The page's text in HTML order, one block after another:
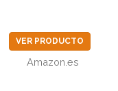
VER PRODUCTO
Amazon.es